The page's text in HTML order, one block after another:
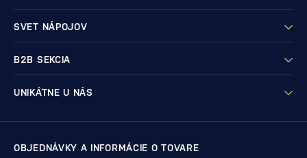
SVET NÁPOJOV
B2B SEKCIA
UNIKÁTNE U NÁS
OBJEDNÁVKY A INFORMÁCIE O TOVARE